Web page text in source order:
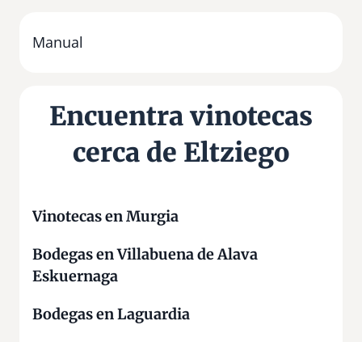
lManual
Encuentra vinotecas
cerca de Eltziego
Vinotecas en Murgia
Bodegas en Villabuena de Alava
Eskuernaga
Bodegas en Laguardia